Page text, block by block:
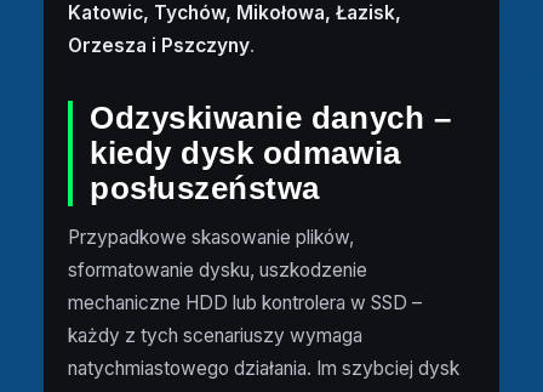
Katowic, Tychów, Mikołowa, Łazisk,
Orzesza i Pszczyny.
Odzyskiwanie danych –
kiedy dysk odmawia
posłuszeństwa
Przypadkowe skasowanie plików,
sformatowanie dysku, uszkodzenie
mechaniczne HDD lub kontrolera w SSD –
każdy z tych scenariuszy wymaga
natychmiastowego działania. Im szybciej dysk